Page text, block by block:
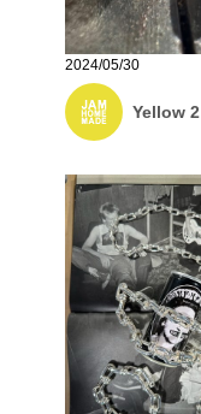
2024/05/30
Yellow 2